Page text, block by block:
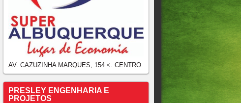
AV. CAZUZINHA MARQUES, 154 <. CENTRO
PRESLEY ENGENHARIA E
PROJETOS